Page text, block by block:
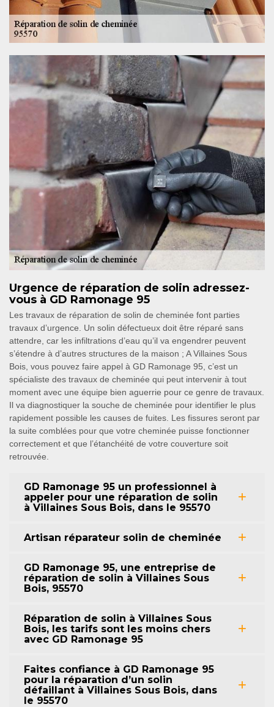
Urgence de réparation de solin adressez-
vous à GD Ramonage 95
Les travaux de réparation de solin de cheminée font parties
travaux d’urgence. Un solin défectueux doit être réparé sans
attendre, car les infiltrations d’eau qu’il va engendrer peuvent
s’étendre à d’autres structures de la maison ; A Villaines Sous
Bois, vous pouvez faire appel à GD Ramonage 95, c’est un
spécialiste des travaux de cheminée qui peut intervenir à tout
moment avec une équipe bien aguerrie pour ce genre de travaux.
Il va diagnostiquer la souche de cheminée pour identifier le plus
rapidement possible les causes de fuites. Les fissures seront par
la suite comblées pour que votre cheminée puisse fonctionner
correctement et que l’étanchéité de votre couverture soit
retrouvée.
GD Ramonage 95 un professionnel à
appeler pour une réparation de solin
à Villaines Sous Bois, dans le 95570
Artisan réparateur solin de cheminée
GD Ramonage 95, une entreprise de
réparation de solin à Villaines Sous
Bois, 95570
Réparation de solin à Villaines Sous
Bois, les tarifs sont les moins chers
avec GD Ramonage 95
Faites confiance à GD Ramonage 95
pour la réparation d’un solin
défaillant à Villaines Sous Bois, dans
le 95570